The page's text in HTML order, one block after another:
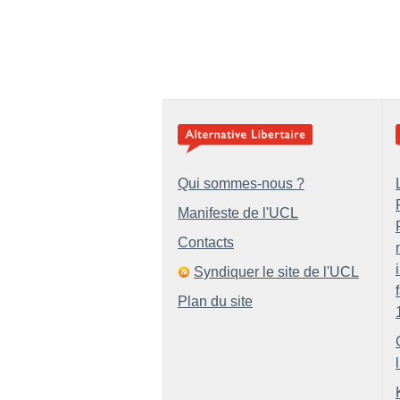
Qui sommes-nous ?
Manifeste de l'UCL
Contacts
Syndiquer le site de l'UCL
Plan du site